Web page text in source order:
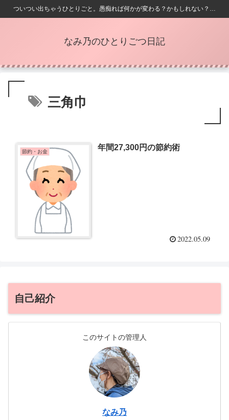
ついつい出ちゃうひとりごと。愚痴れば何かが変わる？かもしれない？…
なみ乃のひとりごつ日記
三角巾
節約・お金 年間27,300円の節約術
2022.05.09
自己紹介
このサイトの管理人
なみ乃